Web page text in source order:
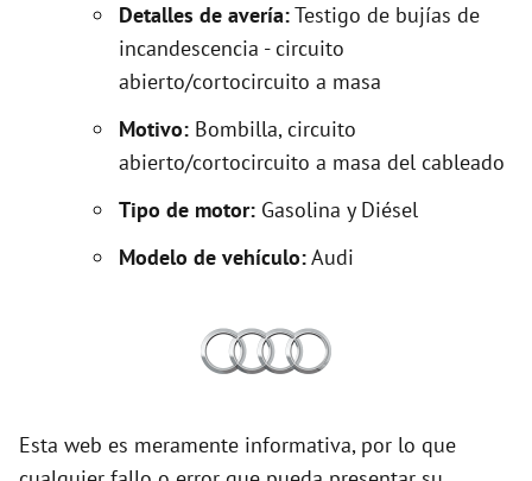
Detalles de avería:Testigo de bujías de
incandescencia - circuito
abierto/cortocircuito a masa
Motivo: Bombilla, circuito
abierto/cortocircuito a masa del cableado
Tipo de motor: Gasolina y Diésel
Modelo de vehículo:Audi
Esta web es meramente informativa, por lo que